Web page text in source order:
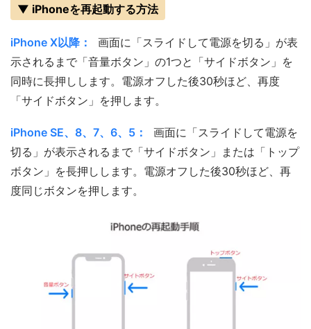
▼ iPhoneを再起動する方法
iPhone X以降：
画面に「スライドして電源を切る」が表
示されるまで「音量ボタン」の1つと「サイドボタン」を
同時に長押しします。電源オフした後30秒ほど、再度
「サイドボタン」を押します。
iPhone SE、8、7、6、5：
画面に「スライドして電源を
切る」が表示されるまで「サイドボタン」または「トップ
ボタン」を長押しします。電源オフした後30秒ほど、再
度同じボタンを押します。